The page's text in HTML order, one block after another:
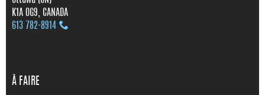
K1A 0G9, CANADA
613 782‑8914
À FAIRE